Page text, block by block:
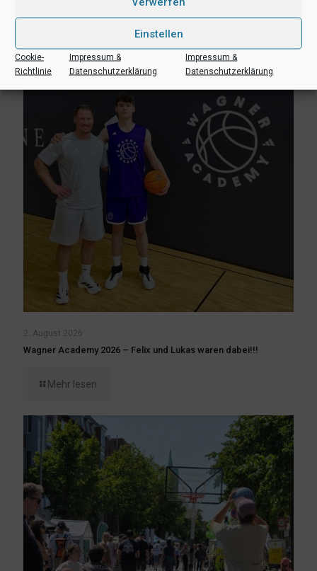
Einstellen
Cookie-
Richtlinie
Impressum &
Datenschutzerklärung
Impressum &
Datenschutzerklärung
Erik Niggemann setzt Karriere in Ibbenbüren fort
Mehr lesen
2. August 2026
Wagner Academy 2026 – Felix und Lukas waren dabei!!!
Mehr lesen